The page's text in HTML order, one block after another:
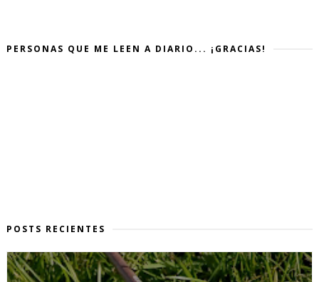
PERSONAS QUE ME LEEN A DIARIO... ¡GRACIAS!
POSTS RECIENTES